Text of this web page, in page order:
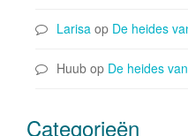
Larisa op De heides
Huub op De heides
Categorieën